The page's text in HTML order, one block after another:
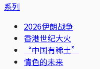
系列
2026伊朗战争
香港世纪大火
“中国有稀土”
情色的未来